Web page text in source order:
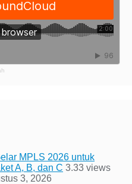
MPLS 2026 untuk
A, B, dan C 3.33 views
3, 2026